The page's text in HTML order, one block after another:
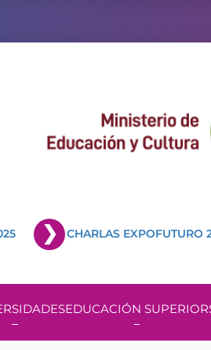
CHARLAS EXPOFUTURO
EDUCACIÓN SUPERIOR